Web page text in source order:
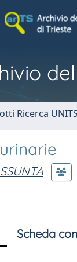
Ricerca UNITS
Scheda